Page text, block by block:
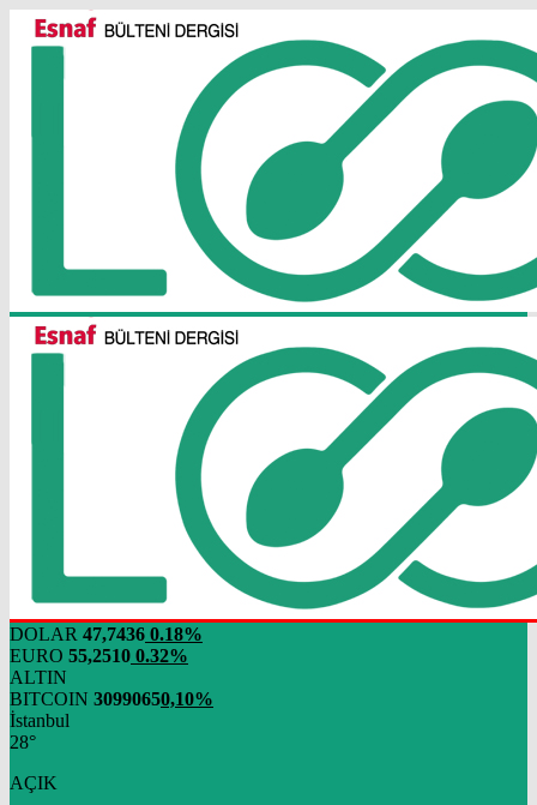
DOLAR 47,7436 0.18%
EURO 55,2510 0.32%
ALTIN
BITCOIN 30990650,10%
İstanbul
28°
AÇIK